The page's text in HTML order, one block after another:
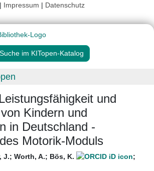
| Impressum | Datenschutz
Suche im KITopen-Katalog
und
Kindern und
in Deutschland -
Motorik-Moduls
J.; Worth, A.; Bös, K.
;